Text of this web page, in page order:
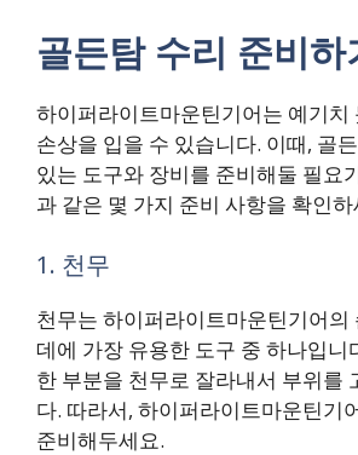
골든탐 수리 준비하
하이퍼라이트마운틴기어는 예기치
손상을 입을 수 있습니다. 이때, 골
있는 도구와 장비를 준비해둘 필요
과 같은 몇 가지 준비 사항을 확인하
1. 천무
천무는 하이퍼라이트마운틴기어의
데에 가장 유용한 도구 중 하나입니
한 부분을 천무로 잘라내서 부위를
다. 따라서, 하이퍼라이트마운틴기
준비해두세요.